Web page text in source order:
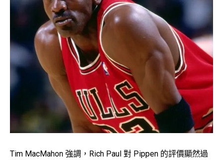
Tim MacMahon 強調，Rich Paul 對 Pippen 的評價顯然過